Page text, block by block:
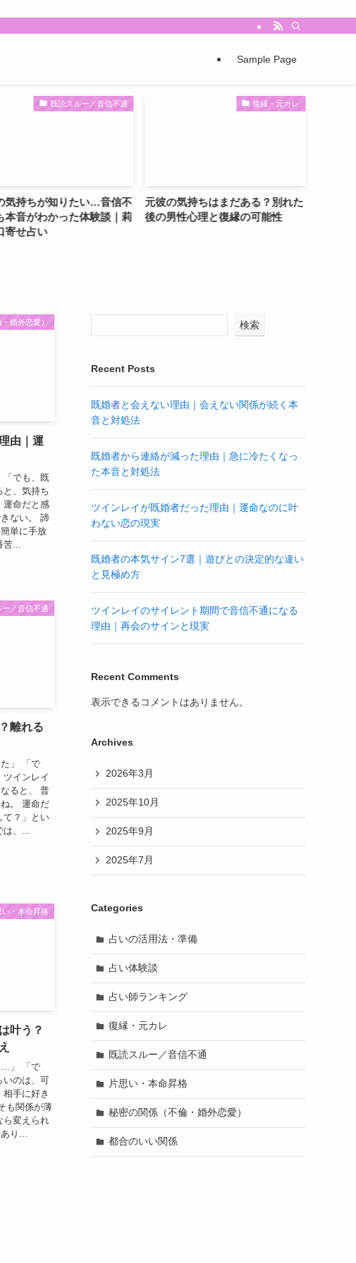
Sample Page
既読スルー／音信不通
知りたい…音信不
かった体験談｜莉
復縁・元カレ
元彼の気持ちはまだある？別れた
後の男性心理と復縁の可能性
【音信不通で
の恋に意味を
婚外恋愛）
由｜運
「でも、既
、気持ち
運命だと感
ない。 諦
単に手放
苦...
ー／音信不通
離れる
」 「で
インレイ
ると、 普
。 運命だ
て？」とい
は、...
い・本命昇格
叶う？
…」 「で
いのは、可
手に好き
も関係が薄
ら変えられ
り...
検索
Recent Posts
既婚者と会えない理由｜会えない関係が続く本
音と対処法
既婚者から連絡が減った理由｜急に冷たくなっ
た本音と対処法
ツインレイが既婚者だった理由｜運命なのに叶
わない恋の現実
既婚者の本気サイン7選｜遊びとの決定的な違い
と見極め方
ツインレイのサイレント期間で音信不通になる
理由｜再会のサインと現実
Recent Comments
表示できるコメントはありません。
Archives
2026年3月
2025年10月
2025年9月
2025年7月
Categories
占いの活用法・準備
占い体験談
占い師ランキング
復縁・元カレ
既読スルー／音信不通
片思い・本命昇格
秘密の関係（不倫・婚外恋愛）
都合のいい関係